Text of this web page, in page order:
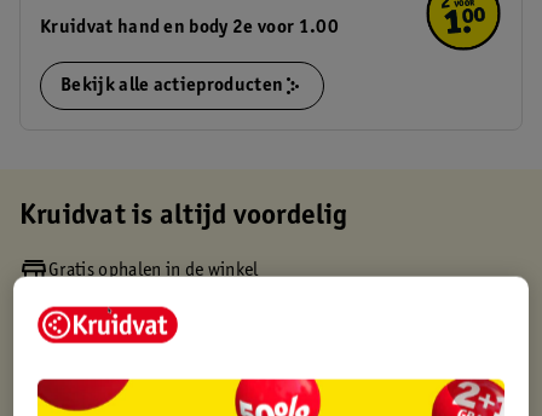
Kruidvat hand en body 2e voor 1.00
Bekijk alle actieproducten
Kruidvat is altijd voordelig
Gratis ophalen in de winkel
Gratis thuisbezorgd vanaf 50.00
Gratis punten met je Kruidvat kaart